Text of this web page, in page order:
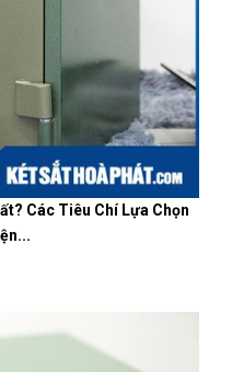
Các Tiêu Chí Lựa Chọn